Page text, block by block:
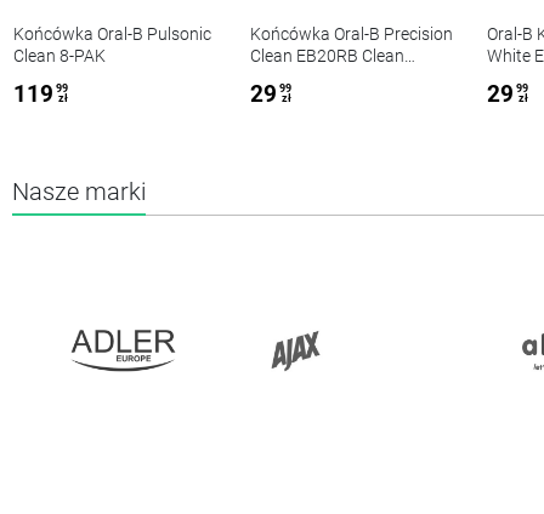
Końcówka Oral-B Pulsonic
Clean 8-PAK
119 99
zł
Końcówka Oral-B Precision
Clean EB20RB Clean
Tiefenreinigung EB25RB
29 99
zł
Oral-B
White
29 99
zł
Nasze marki